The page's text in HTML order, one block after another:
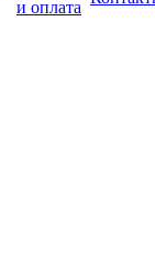
и оплата